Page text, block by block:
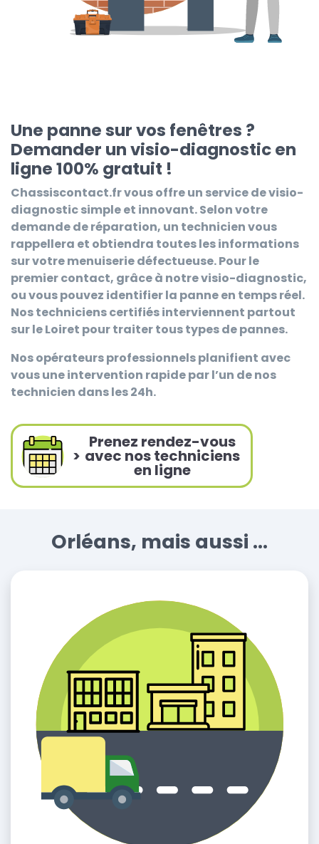
Une panne sur vos fenêtres ?
Demander un visio-diagnostic en
ligne 100% gratuit !
Chassiscontact.frvous offre un service de visio-
diagnostic simple et innovant. Selon votre
demande de réparation, un technicien vous
rappellera et obtiendra toutes les informations
sur votre menuiserie défectueuse. Pour le
premier contact, grâce à notre visio-diagnostic,
ou vous pouvez identifier la panne en temps réel.
Nos techniciens certifiés interviennent partout
sur le Loiret pour traiter tous types de pannes.
Nos opérateurs professionnels planifient avec
vous une intervention rapide par l’un de nos
technicien dans les 24h.
>
Prenez rendez-vous
avec nos techniciens
en ligne
Orléans, mais aussi ...